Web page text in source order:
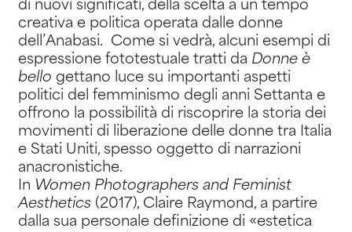
di nuovi significati, della scelta a un tempo
creativa e politica operata dalle donne
dell’Anabasi. Come si vedrà, alcuni esempi di
espressione fototestuale tratti da Donne è
bello gettano luce su importanti aspetti
politici del femminismo degli anni Settanta e
offrono la possibilità di riscoprire la storia dei
movimenti di liberazione delle donne tra Italia
e Stati Uniti, spesso oggetto di narrazioni
anacronistiche.
In Women Photographers and Feminist
Aesthetics(2017), Claire Raymond, a partire
dalla sua personale definizione di «estetica